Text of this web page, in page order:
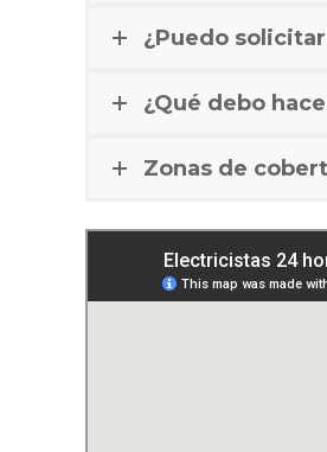
¿Puedo
¿Qué debo
Zonas de